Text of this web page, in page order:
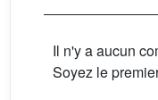
Il n'y a aucun
Soyez le